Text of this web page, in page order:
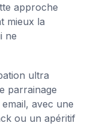
approche
mieux la
ne
ultra
parrainage
avec une
ou un apéritif